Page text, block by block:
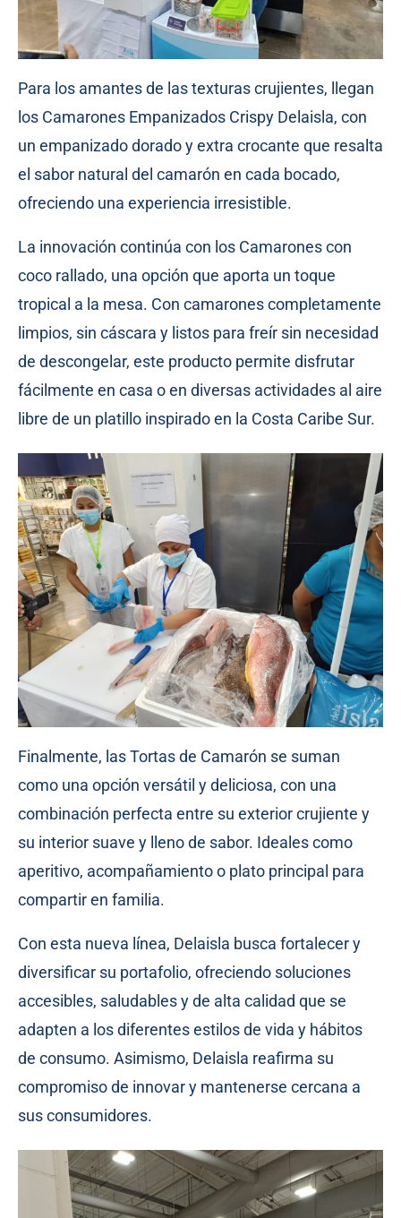
Para los amantes de las texturas crujientes, llegan
los Camarones Empanizados Crispy Delaisla, con
un empanizado dorado y extra crocante que resalta
el sabor natural del camarón en cada bocado,
ofreciendo una experiencia irresistible.
La innovación continúa con los Camarones con
coco rallado, una opción que aporta un toque
tropical a la mesa. Con camarones completamente
limpios, sin cáscara y listos para freír sin necesidad
de descongelar, este producto permite disfrutar
fácilmente en casa o en diversas actividades al aire
libre de un platillo inspirado en la Costa Caribe Sur.
Finalmente, las Tortas de Camarón se suman
como una opción versátil y deliciosa, con una
combinación perfecta entre su exterior crujiente y
su interior suave y lleno de sabor. Ideales como
aperitivo, acompañamiento o plato principal para
compartir en familia.
Con esta nueva línea, Delaisla busca fortalecer y
diversificar su portafolio, ofreciendo soluciones
accesibles, saludables y de alta calidad que se
adapten a los diferentes estilos de vida y hábitos
de consumo. Asimismo, Delaisla reafirma su
compromiso de innovar y mantenerse cercana a
sus consumidores.